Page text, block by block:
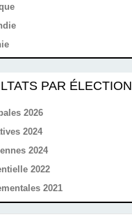
PAR ÉLECTION
2026
2024
2024
2022
2021